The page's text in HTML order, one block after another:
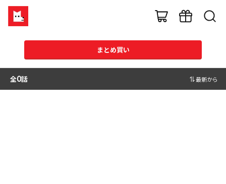
まとめ買い
全0話 最新から